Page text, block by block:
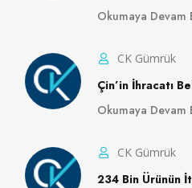
Okumaya Devam
CK Gümrük
Çin’in İhracatı
Okumaya Devam
CK Gümrük
234 Bin Ürünün